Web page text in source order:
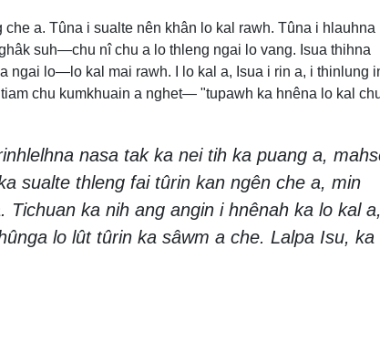
a. Tûna i sualte nên khân lo kal rawh. Tûna i hlauhna
suh—chu nî chu a lo thleng ngai lo vang. Isua thihna
ngai lo—lo kal mai rawh. I lo kal a, Isua i rin a, i thinlung
chu kumkhuain a nghet— "tupawh ka hnêna lo kal
nasa tak ka nei tih ka puang a,
sualte thleng fai tûrin kan ngên che a, min
ka nih ang angin i hnênah ka lo kal a,
lo lût tûrin ka sâwm a che. Lalpa Isu, ka